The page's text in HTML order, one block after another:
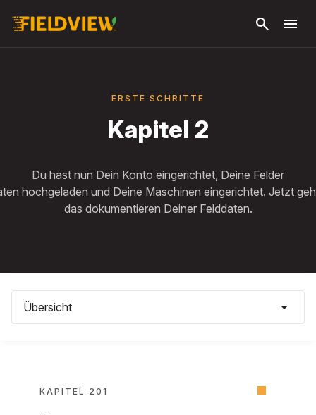
search menu
ERSTE SCHRITTE
Kapitel 2
Du hast nun Dein Konto eingerichtet, Deine Felder
hochgeladen und Deine Maschinen eingerichtet. Jetzt
das dokumentieren Deiner Felddaten.
Übersicht arrow_drop_down
KAPITEL 201